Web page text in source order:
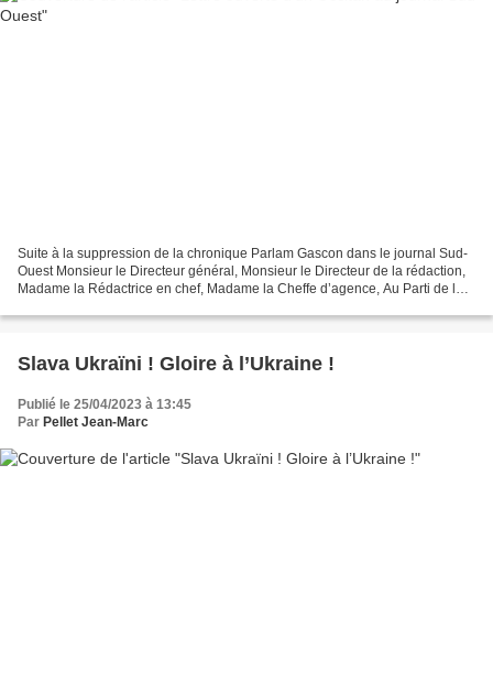
Suite à la suppression de la chronique Parlam Gascon dans le journal Sud-
Ouest Monsieur le Directeur général, Monsieur le Directeur de la rédaction,
Madame la Rédactrice en chef, Madame la Cheffe d’agence, Au Parti de la
Slava Ukraïni ! Gloire à l’Ukraine !
Publié le 25/04/2023 à 13:45
Par Pellet Jean-Marc